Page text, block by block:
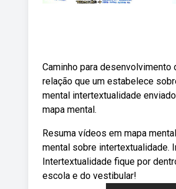
Caminho para
relação que um estabelece
mental intertextualidade
mapa mental.
Resuma vídeos em mapa
mental sobre intertextualidade.
Intertextualidade fique por
escola e do vestibular!